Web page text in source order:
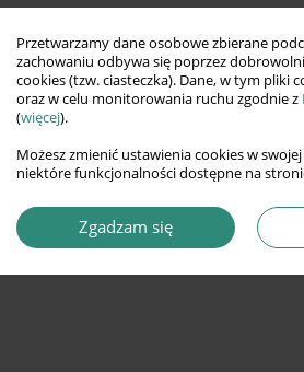
Przetwarzamy dane osobowe zbierane
zachowaniu odbywa się poprzez
cookies (tzw. ciasteczka). Dane, w tym pliki
oraz w celu monitorowania ruchu zgodnie z
(więcej).
Możesz zmienić ustawienia cookies w
niektóre funkcjonalności dostępne na
Zgadzam się